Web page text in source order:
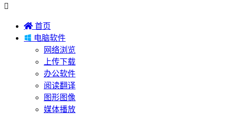

 首页
 电脑软件
网络浏览
上传下载
办公软件
阅读翻译
图形图像
媒体播放